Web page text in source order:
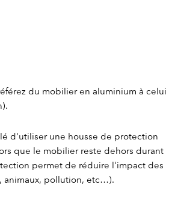
du mobilier en aluminium à celui
d'utiliser une housse de protection
que le mobilier reste dehors durant
permet de réduire l'impact des
animaux, pollution, etc…).